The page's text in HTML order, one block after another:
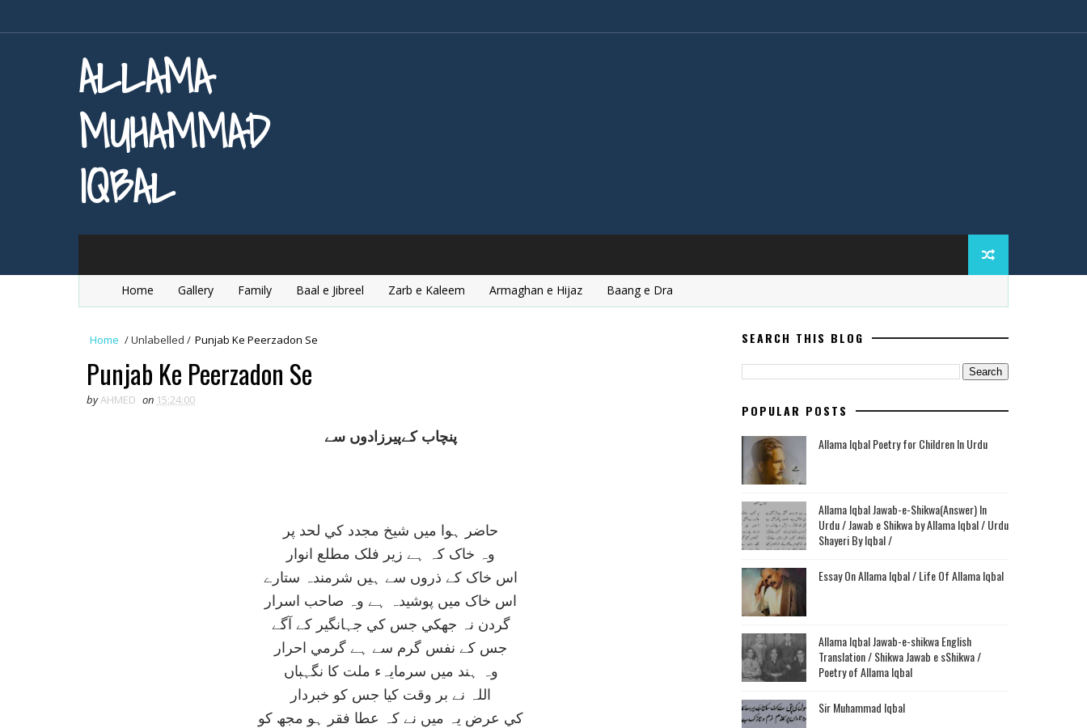
ALLAMA
MUHAMMAD
IQBAL
Home Gallery Family Baal e Jibreel Zarb e Kaleem Armaghan e Hijaz Baang e Dra
Home /Unlabelled / Punjab Ke Peerzadon Se
Punjab Ke Peerzadon Se
byAHMED on 15:24:00
پنچاب کےپيرزادوں سے
حاضر ہوا ميں شيخ مجدد کي لحد پر
وہ خاک کہ ہے زير فلک مطلع انوار
اس خاک کے ذروں سے ہيں شرمندہ ستارے
اس خاک ميں پوشيدہ ہے وہ صاحب اسرار
گردن نہ جھکي جس کي جہانگير کے آگے
جس کے نفس گرم سے ہے گرمي احرار
وہ ہند ميں سرمايہء ملت کا نگہباں
اللہ نے بر وقت کيا جس کو خبردار
کي عرض يہ ميں نے کہ عطا فقر ہو مجھ کو
SEARCH THIS BLOG
POPULAR POSTS
Allama Iqbal Poetry for Children In Urdu
Allama Iqbal Jawab-e-Shikwa(Answer) In
Urdu / Jawab e Shikwa by Allama Iqbal / Urdu
Shayeri By Iqbal /
Essay On Allama Iqbal / Life Of Allama Iqbal
Allama Iqbal Jawab-e-shikwa English
Translation / Shikwa Jawab e sShikwa /
Poetry of Allama Iqbal
Sir Muhammad Iqbal